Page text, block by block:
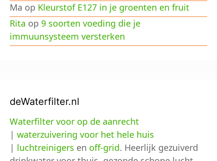
Ma op Kleurstof E127 in je groenten en fruit
Rita op 9 soorten voeding die je
immuunsysteem versterken
deWaterfilter.nl
Waterfilter voor op de aanrecht
| waterzuivering voor het hele huis
| luchtreinigers en off-grid. Heerlijk gezuiverd